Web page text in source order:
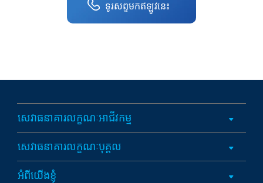
ទូរសព្ទមកឥឡូវនេះ
សេវាធនាគារលក្ខណៈអាជីវកម្ម
សេវាធនាគារលក្ខណៈបុគ្គល
អំពីយើងខ្ញុំ